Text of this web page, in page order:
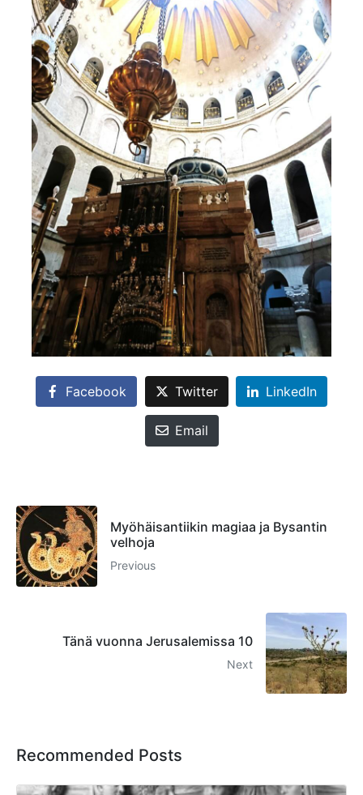
Facebook Twitter LinkedIn
Email
Myöhäisantiikin magiaa ja Bysantin
velhoja
Previous
Tänä vuonna Jerusalemissa 10
Next
Recommended Posts